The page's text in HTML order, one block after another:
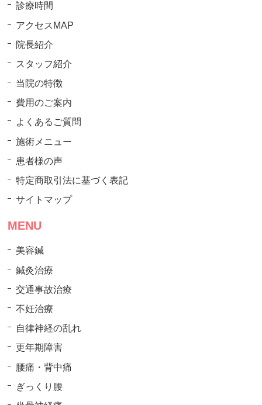
診療時間
アクセスMAP
院長紹介
スタッフ紹介
当院の特徴
費用のご案内
よくあるご質問
施術メニュー
患者様の声
特定商取引法に基づく表記
サイトマップ
MENU
美容鍼
鍼灸治療
交通事故治療
不妊治療
自律神経の乱れ
更年期障害
腰痛・背中痛
ぎっくり腰